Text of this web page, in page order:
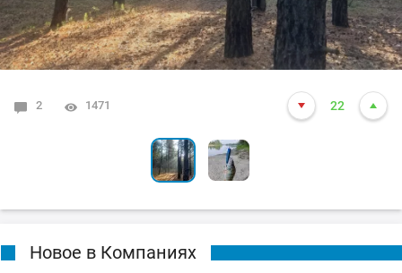
2 1471 22
6 1630 24
Новое в Компаниях